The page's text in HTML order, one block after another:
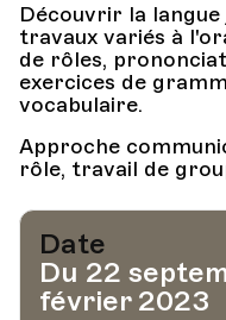
Découvrir la
travaux variés à
de rôles,
exercices de
vocabulaire.
Approche
rôle, travail de
Date
Du 22
février 2023